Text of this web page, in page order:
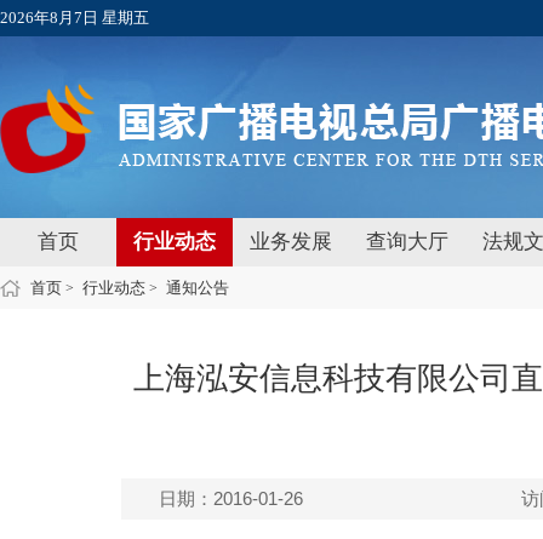
2026年8月7日 星期五
首页 行业动态 业务发展 查询大厅 法规
首页 > 行业动态 > 通知公告
上海泓安信息科技有限公司
日期：2016-01-26 访